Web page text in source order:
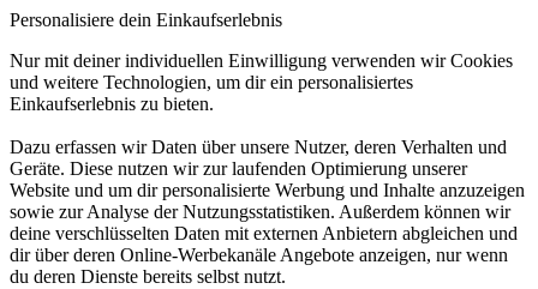
Personalisiere dein Einkaufserlebnis
Nur mit deiner individuellen Einwilligung verwenden wir Cookies
und weitere Technologien, um dir ein personalisiertes
Einkaufserlebnis zu bieten.
Dazu erfassen wir Daten über unsere Nutzer, deren Verhalten und
Geräte. Diese nutzen wir zur laufenden Optimierung unserer
Website und um dir personalisierte Werbung und Inhalte anzuzeigen
sowie zur Analyse der Nutzungsstatistiken. Außerdem können wir
deine verschlüsselten Daten mit externen Anbietern abgleichen und
dir über deren Online-Werbekanäle Angebote anzeigen, nur wenn
du deren Dienste bereits selbst nutzt.